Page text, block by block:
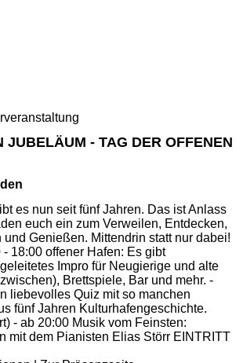
JUBELÄUM - TAG DER OFFENEN
es nun seit fünf Jahren. Das ist Anlass
euch ein zum Verweilen, Entdecken,
und Genießen. Mittendrin statt nur dabei!
- 18:00 offener Hafen: Es gibt
Impro für Neugierige und alte
Brettspiele, Bar und mehr. -
liebevolles Quiz mit so manchen
fünf Jahren Kulturhafengeschichte.
- ab 20:00 Musik vom Feinsten:
mit dem Pianisten Elias Störr EINTRITT